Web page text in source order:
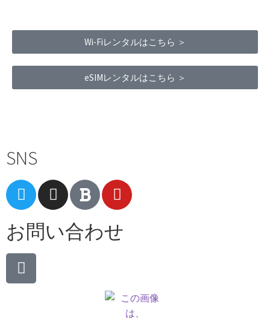
Wi-Fiレンタルはこちら ＞
eSIMレンタルはこちら ＞
SNS
お問い合わせ